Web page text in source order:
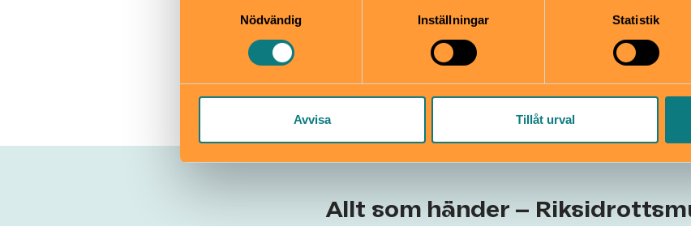
Nödvändig
Inställningar Statistik
Avvisa Tillåt urval
Allt som händer –